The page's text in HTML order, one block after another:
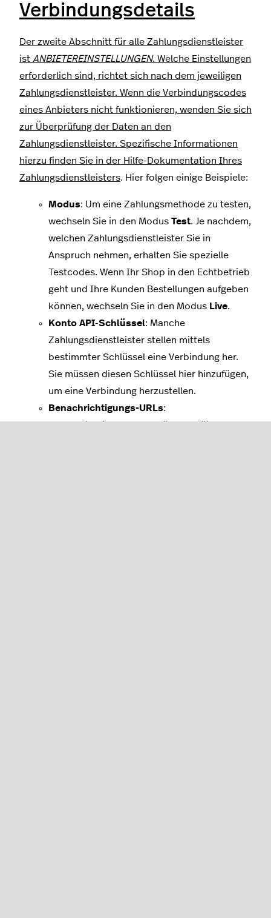
Verbindungsdetails
Der zweite Abschnitt für alle Zahlungsdienstleister
ist ANBIETEREINSTELLUNGEN. Welche Einstellungen
erforderlich sind, richtet sich nach dem jeweiligen
Zahlungsdienstleister. Wenn die Verbindungscodes
eines Anbieters nicht funktionieren, wenden Sie sich
zur Überprüfung der Daten an den
Zahlungsdienstleister. Spezifische Informationen
hierzu finden Sie in der Hilfe-Dokumentation Ihres
Zahlungsdienstleisters. Hier folgen einige Beispiele:
Modus: Um eine Zahlungsmethode zu testen,
wechseln Sie in den Modus Test. Je nachdem,
welchen Zahlungsdienstleister Sie in
Anspruch nehmen, erhalten Sie spezielle
Testcodes. Wenn Ihr Shop in den Echtbetrieb
geht und Ihre Kunden Bestellungen aufgeben
können, wechseln Sie in den Modus Live.
Konto API-Schlüssel: Manche
Zahlungsdienstleister stellen mittels
bestimmter Schlüssel eine Verbindung her.
Sie müssen diesen Schlüssel hier hinzufügen,
um eine Verbindung herzustellen.
Benachrichtigungs-URLs: